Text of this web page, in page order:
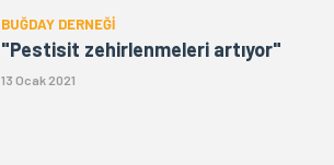
BUĞDAY DERNEĞİ
"Pestisit zehirlenmeleri artıyor"
13 Ocak 2021